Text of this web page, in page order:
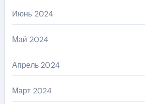
Июнь 2024
Май 2024
Апрель 2024
Март 2024